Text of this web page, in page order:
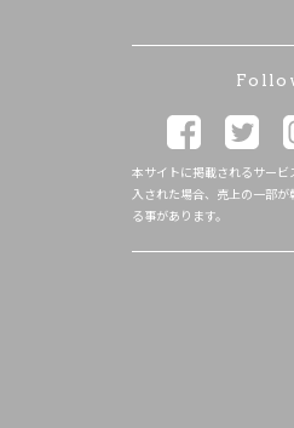
本サイトに掲載されるサー
入された場合、売上の一部
る事があります。